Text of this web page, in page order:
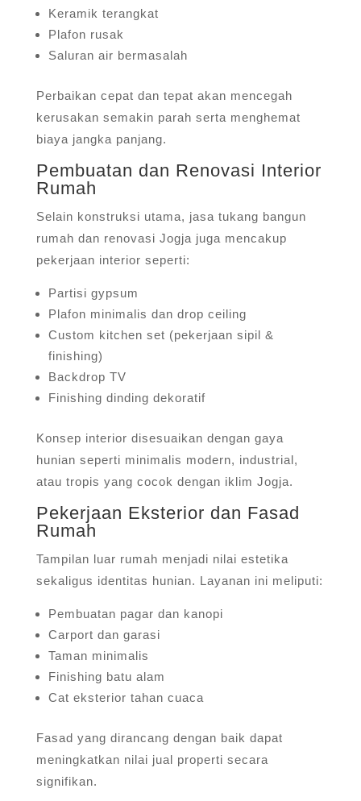
Keramik terangkat
Plafon rusak
Saluran air bermasalah
Perbaikan cepat dan tepat akan mencegah
kerusakan semakin parah serta menghemat
biaya jangka panjang.
Pembuatan dan Renovasi Interior
Rumah
Selain konstruksi utama, jasa tukang bangun
rumah dan renovasi Jogja juga mencakup
pekerjaan interior seperti:
Partisi gypsum
Plafon minimalis dan drop ceiling
Custom kitchen set (pekerjaan sipil &
finishing)
Backdrop TV
Finishing dinding dekoratif
Konsep interior disesuaikan dengan gaya
hunian seperti minimalis modern, industrial,
atau tropis yang cocok dengan iklim Jogja.
Pekerjaan Eksterior dan Fasad
Rumah
Tampilan luar rumah menjadi nilai estetika
sekaligus identitas hunian. Layanan ini meliputi:
Pembuatan pagar dan kanopi
Carport dan garasi
Taman minimalis
Finishing batu alam
Cat eksterior tahan cuaca
Fasad yang dirancang dengan baik dapat
meningkatkan nilai jual properti secara
signifikan.